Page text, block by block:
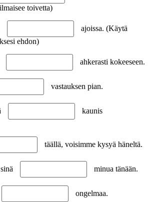
toivetta)
ajoissa. (Käytä
ehdon)
ahkerasti kokeeseen.
vastauksen pian.
kaunis
täällä, voisimme kysyä häneltä.
minua tänään.
ongelmaa.